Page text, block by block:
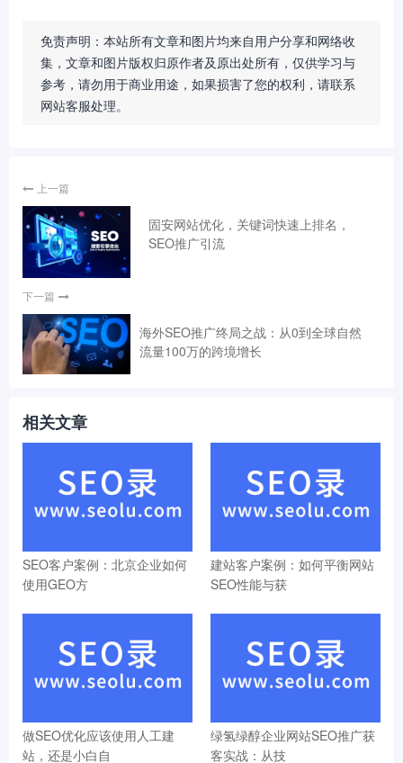
免责声明：本站所有文章和图片均来自用户分享和网络收
集，文章和图片版权归原作者及原出处所有，仅供学习与
参考，请勿用于商业用途，如果损害了您的权利，请联系
网站客服处理。
上一篇
固安网站优化，关键词快速上排名，
SEO推广引流
下一篇
海外SEO推广终局之战：从0到全球自然
流量100万的跨境增长
相关文章
SEO客户案例：北京企业如何
使用GEO方
建站客户案例：如何平衡网站
SEO性能与获
做SEO优化应该使用人工建
站，还是小白自
绿氢绿醇企业网站SEO推广获
客实战：从技